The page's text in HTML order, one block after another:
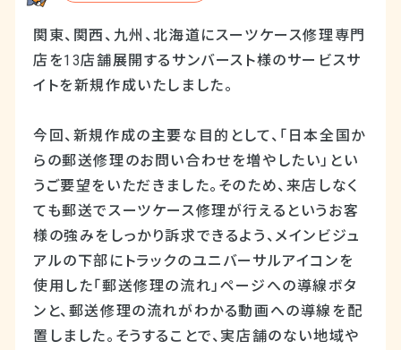
関東、関西、九州、北海道にスーツケース修理専門
店を13店舗展開するサンバースト様のサービスサ
イトを新規作成いたしました。
今回、新規作成の主要な目的として、「日本全国か
らの郵送修理のお問い合わせを増やしたい」とい
うご要望をいただきました。そのため、来店しなく
ても郵送でスーツケース修理が行えるというお客
様の強みをしっかり訴求できるよう、メインビジュ
アルの下部にトラックのユニバーサルアイコンを
使用した「郵送修理の流れ」ページへの導線ボタ
ンと、郵送修理の流れがわかる動画への導線を配
置しました。そうすることで、実店舗のない地域や